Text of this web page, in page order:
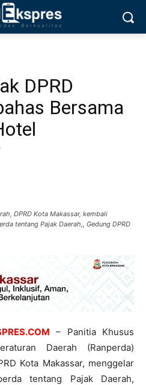
DPRD
Bersama
DPRD Kota Makassar, kembali
tentang Pajak Daerah,, Gedung DPRD
– Panitia Khusus
Daerah (Ranperda)
Kota Makassar, menggelar
tentang Pajak Daerah,